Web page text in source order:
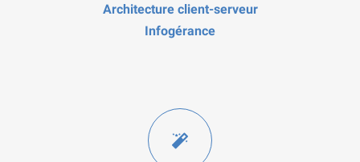
Architecture client-serveur
Infogérance